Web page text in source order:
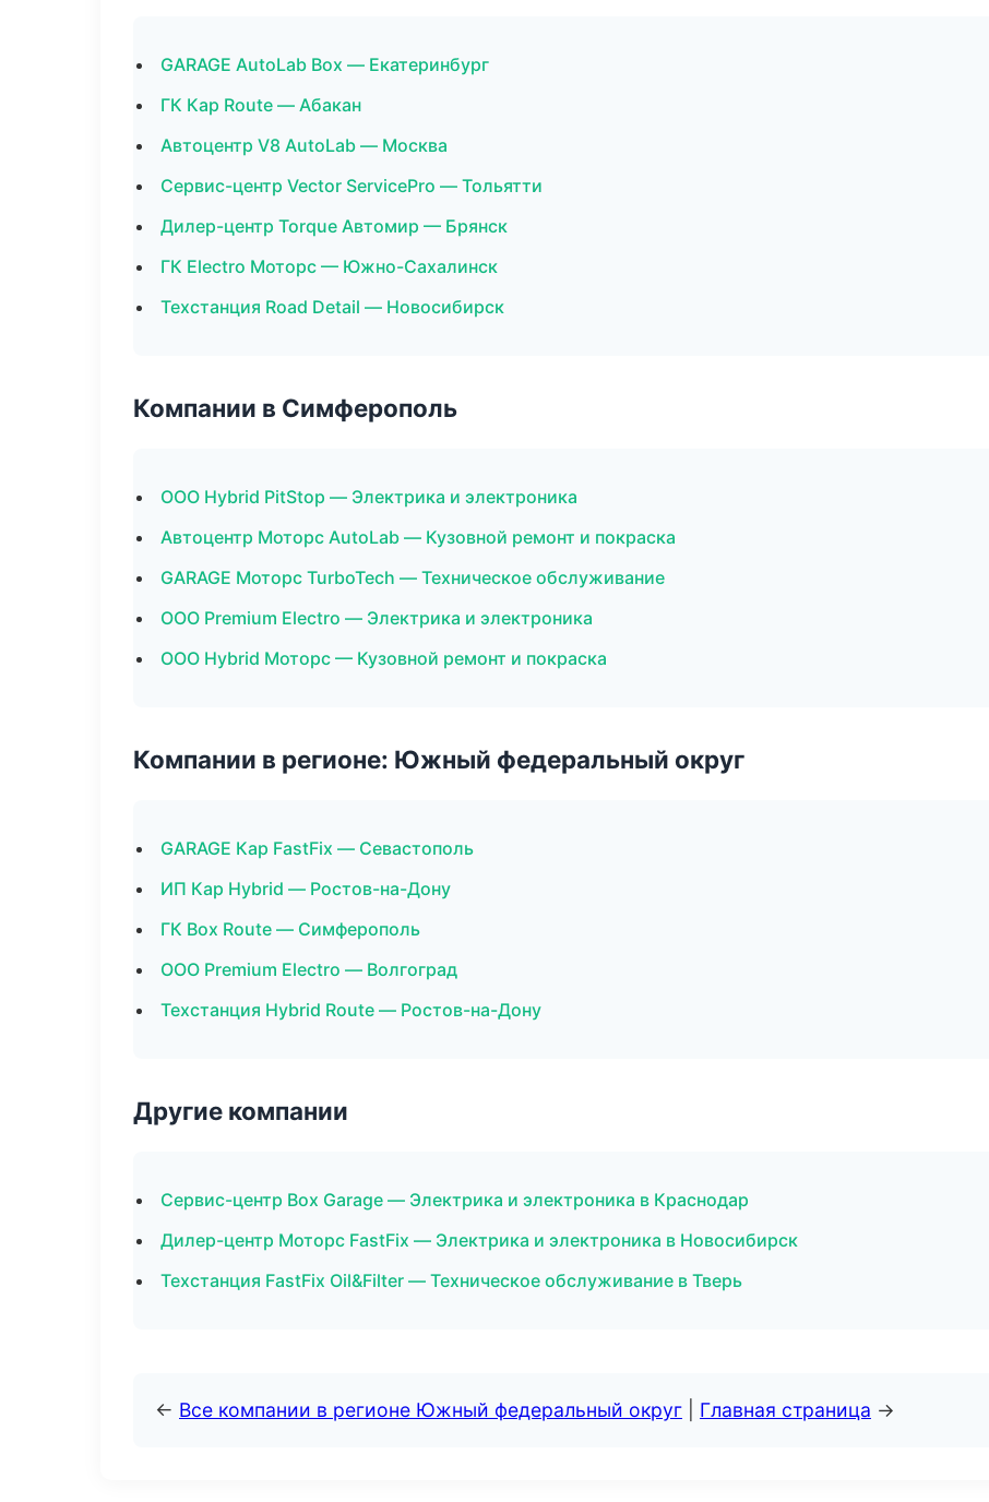
GARAGE AutoLab Box — Екатеринбург
ГК Кар Route — Абакан
Автоцентр V8 AutoLab — Москва
Сервис-центр Vector ServicePro — Тольятти
Дилер-центр Torque Автомир — Брянск
ГК Electro Моторс — Южно-Сахалинск
Техстанция Road Detail — Новосибирск
Компании в Симферополь
ООО Hybrid PitStop — Электрика и электроника
Автоцентр Моторс AutoLab — Кузовной ремонт и покраска
GARAGE Моторс TurboTech — Техническое обслуживание
ООО Premium Electro — Электрика и электроника
ООО Hybrid Моторс — Кузовной ремонт и покраска
Компании в регионе: Южный федеральный округ
GARAGE Кар FastFix — Севастополь
ИП Кар Hybrid — Ростов-на-Дону
ГК Box Route — Симферополь
ООО Premium Electro — Волгоград
Техстанция Hybrid Route — Ростов-на-Дону
Другие компании
Сервис-центр Box Garage — Электрика и электроника в Краснодар
Дилер-центр Моторс FastFix — Электрика и электроника в Новосибирск
Техстанция FastFix Oil&Filter — Техническое обслуживание в Тверь
← Все компании в регионе Южный федеральный округ Главная страница →